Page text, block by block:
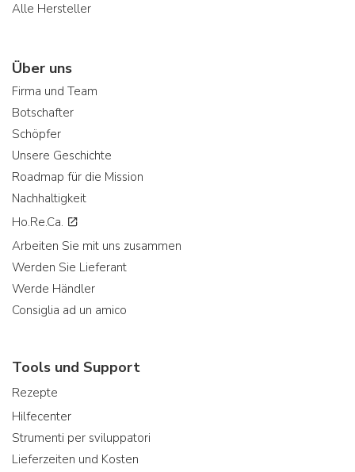
Alle Hersteller
Über uns
Firma und Team
Botschafter
Schöpfer
Unsere Geschichte
Roadmap für die Mission
Nachhaltigkeit
Ho.Re.Ca.
Arbeiten Sie mit uns zusammen
Werden Sie Lieferant
Werde Händler
Consiglia ad un amico
Tools und Support
Rezepte
Hilfecenter
Strumenti per sviluppatori
Lieferzeiten und Kosten